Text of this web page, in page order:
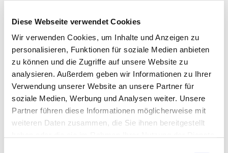
Diese Webseite verwendet Cookies
Wir verwenden Cookies, um Inhalte und Anzeigen zu
personalisieren, Funktionen für soziale Medien anbieten
zu können und die Zugriffe auf unsere Website zu
analysieren. Außerdem geben wir Informationen zu Ihrer
Verwendung unserer Website an unsere Partner für
soziale Medien, Werbung und Analysen weiter. Unsere
Partner führen diese Informationen möglicherweise mit
weiteren Daten zusammen, die Sie ihnen bereitgestellt
dich wirklich gerne! Wir sagen das nicht einfach so,
sondern meinen es ganz ernst.
Weitere Informationen:
https://leonwindscheid.de/tour/